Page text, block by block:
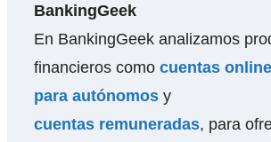
BankingGeek
En BankingGeek analizamos
financieros como cuentas online
para autónomos y
cuentas remuneradas, para